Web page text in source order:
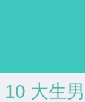
大生男生